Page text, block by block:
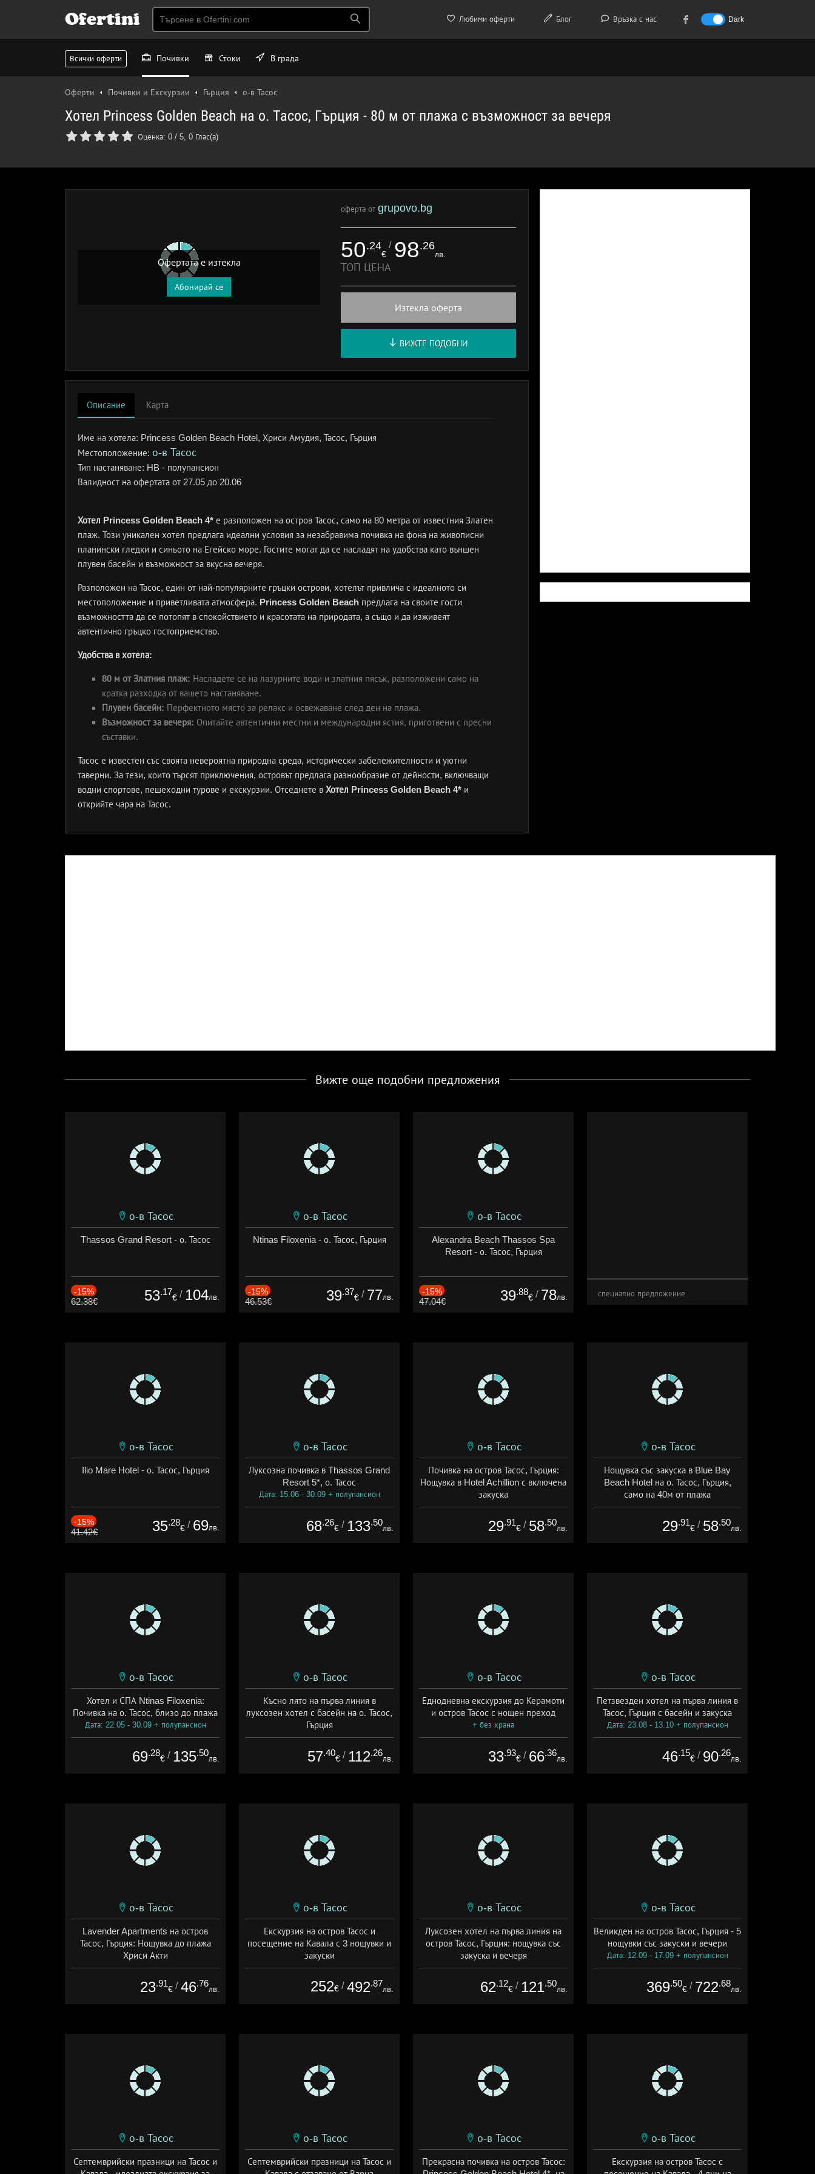
Любими оферти Блог Връзка с нас Dark
Ofertini
Всички оферти Почивки Стоки В града
Оферти Почивки и Екскурзии Гърция о-в Тасос
Хотел Princess Golden Beach на о. Тасос, Гърция - 80 м от плажа с възможност за вечеря
Оценка: 0 / 5, 0 Глас(а)
Офертата е изтекла
Абонирай се
оферта от grupovo.bg
50.24
€
/ 98.26
лв.
ТОП ЦЕНА
Изтекла оферта
ВИЖТЕ ПОДОБНИ
Описание Карта
Име на хотела: Princess Golden Beach Hotel, Хриси Амудия, Тасос, Гърция
Местоположение: о-в Тасос
Тип настаняване: HB - полупансион
Валидност на офертата от 27.05 до 20.06
Хотел Princess Golden Beach 4* е разположен на остров Тасос, само на 80 метра от известния Златен
плаж. Този уникален хотел предлага идеални условия за незабравима почивка на фона на живописни
планински гледки и синьото на Егейско море. Гостите могат да се насладят на удобства като външен
плувен басейн и възможност за вкусна вечеря.
Разположен на Тасос, един от най-популярните гръцки острови, хотелът привлича с идеалното си
местоположение и приветливата атмосфера. Princess Golden Beach предлага на своите гости
възможността да се потопят в спокойствието и красотата на природата, а също и да изживеят
автентично гръцко гостоприемство.
Удобства в хотела:
80 м от Златния плаж: Насладете се на лазурните води и златния пясък, разположени само на
кратка разходка от вашето настаняване.
Плувен басейн: Перфектното място за релакс и освежаване след ден на плажа.
Възможност за вечеря: Опитайте автентични местни и международни ястия, приготвени с пресни
съставки.
Тасос е известен със своята невероятна природна среда, исторически забележителности и уютни
таверни. За тези, които търсят приключения, островът предлага разнообразие от дейности, включващи
водни спортове, пешеходни турове и екскурзии. Отседнете в Хотел Princess Golden Beach 4* и
открийте чара на Тасос.
Вижте още подобни предложения
о-в Тасос
Thassos Grand Resort - о. Тасос
-15%
62.38€ 53.17
€ / 104лв.
о-в Тасос
Ntinas Filoxenia - о. Тасос, Гърция
-15%
46.53€ 39.37
€ / 77лв.
о-в Тасос
Alexandra Beach Thassos Spa
Resort - о. Тасос, Гърция
-15%
47.04€ 39.88
€ / 78лв. специално предложение
о-в Тасос
Ilio Mare Hotel - о. Тасос, Гърция
-15%
41.42€ 35.28
€ / 69лв.
о-в Тасос
Луксозна почивка в Thassos Grand
Resort 5*, о. Тасос
Дата: 15.06 - 30.09 + полупансион
68.26
€ / 133.50
лв.
о-в Тасос
Почивка на остров Тасос, Гърция:
Нощувка в Hotel Achillion с включена
закуска
Дата: 01.06 - 30.09 + закуска
29.91
€ / 58.50
лв.
о-в Тасос
Нощувка със закуска в Blue Bay
Beach Hotel на о. Тасос, Гърция,
само на 40м от плажа
Дата: 27.07 - 15.10 + закуска
29.91
€ / 58.50
лв.
о-в Тасос
Хотел и СПА Ntinas Filoxenia:
Почивка на о. Тасос, близо до плажа
Дата: 22.05 - 30.09 + полупансион
69.28
€ / 135.50
лв.
о-в Тасос
Късно лято на първа линия в
луксозен хотел с басейн на о. Тасос,
Гърция
Дата: 01.09 - 21.10 + полупансион
57.40
€ / 112.26
лв.
о-в Тасос
Еднодневна екскурзия до Керамоти
и остров Тасос с нощен преход
+ без храна
33.93
€ / 66.36
лв.
о-в Тасос
Петзвезден хотел на първа линия в
Тасос, Гърция с басейн и закуска
Дата: 23.08 - 13.10 + полупансион
46.15
€ / 90.26
лв.
о-в Тасос
Lavender Apartments на остров
Тасос, Гърция: Нощувка до плажа
Хриси Акти
Дата: 19.06 - 04.10 + без храна
23.91
€ / 46.76
лв.
о-в Тасос
Екскурзия на остров Тасос и
посещение на Кавала с 3 нощувки и
закуски
+ закуска
252€ / 492.87
лв.
о-в Тасос
Луксозен хотел на първа линия на
остров Тасос, Гърция: нощувка със
закуска и вечеря
Дата: 13.09 - 19.10 + полупансион
62.12
€ / 121.50
лв.
о-в Тасос
Великден на остров Тасос, Гърция - 5
нощувки със закуски и вечери
Дата: 12.09 - 17.09 + полупансион
369.50
€ / 722.68
лв.
о-в Тасос
Септемврийски празници на Тасос и
о-в Тасос
Септемврийски празници на Тасос и
о-в Тасос
Прекрасна почивка на остров Тасос:
о-в Тасос
Екскурзия на остров Тасос с